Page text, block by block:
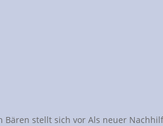
Bären stellt sich vor Als neuer